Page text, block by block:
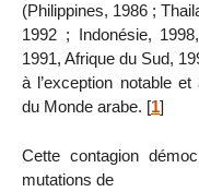
(Philippines, 1986 ;
1992 ; Indonésie,
1991, Afrique du Sud,
à l’exception notable
du Monde arabe. [1]
Cette contagion
mutations de